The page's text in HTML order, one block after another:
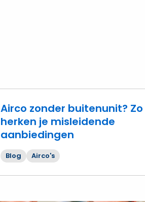
Airco zonder buitenunit? Zo
herken je misleidende
aanbiedingen
Blog Airco's